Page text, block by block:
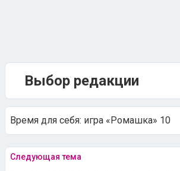
Выбор редакции
Время для себя: игра «Ромашка» 10
Следующая тема